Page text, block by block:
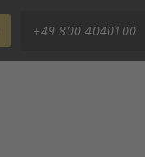
+49 800 4040100